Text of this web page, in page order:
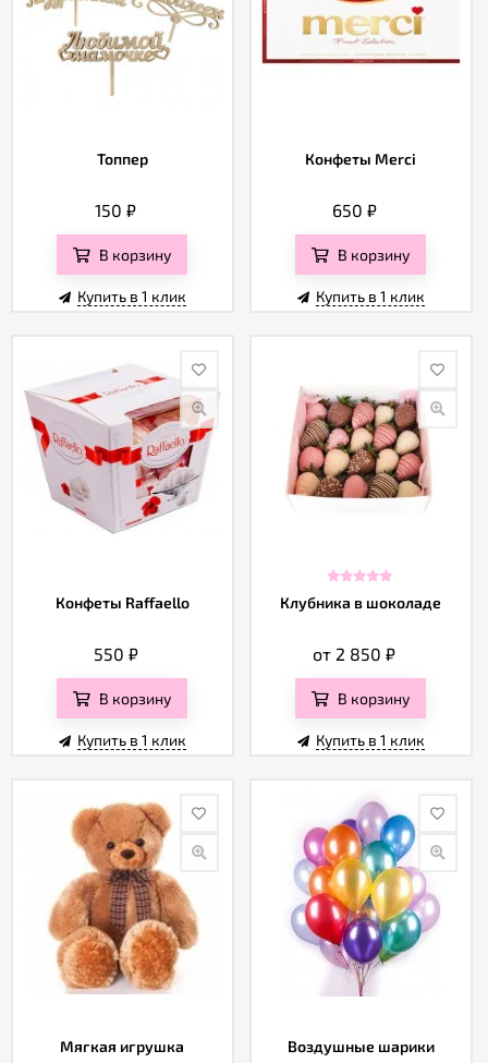
Топпер
150₽
В корзину
Купить в 1 клик
Конфеты Merci
650 ₽
В корзину
Купить в 1 клик
Конфеты Raffaello
550 ₽
В корзину
Купить в 1 клик
Клубника в шоколаде
от 2 850₽
В корзину
Купить в 1 клик
Мягкая игрушка Воздушные шарики